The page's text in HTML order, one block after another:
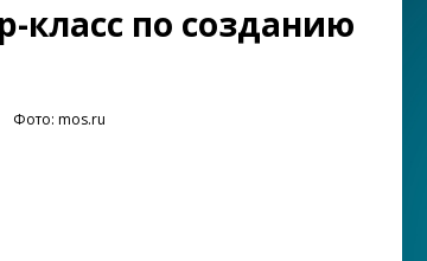
класс по созданию
Фото: mos.ru